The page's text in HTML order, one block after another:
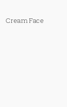
Cream Face